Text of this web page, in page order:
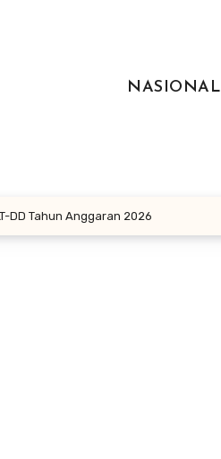
NASIONAL
DD Tahun Anggaran 2026